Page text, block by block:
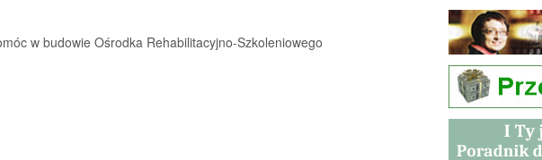
w budowie Ośrodka Rehabilitacyjno-Szkoleniowego